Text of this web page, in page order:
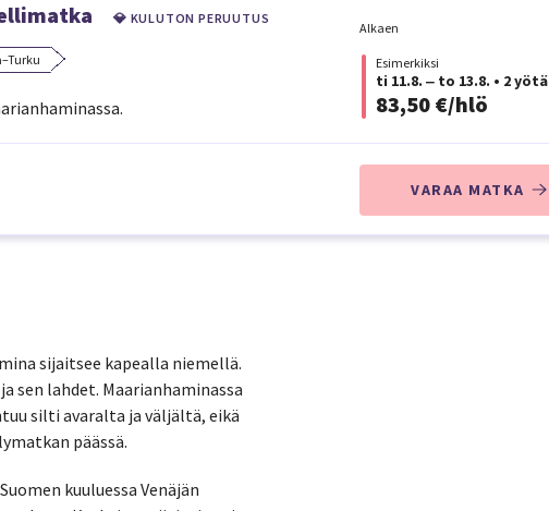
💎 KULUTON PERUUTUS
Alkaen
Esimerkiksi
ti 11.8. ‒ to 13.8. • 2 yötä
83,50 €/hlö
VARAA MATKA
sijaitsee kapealla niemellä.
sen lahdet. Maarianhaminassa
silti avaralta ja väljältä, eikä
päässä.
kuuluessa Venäjän